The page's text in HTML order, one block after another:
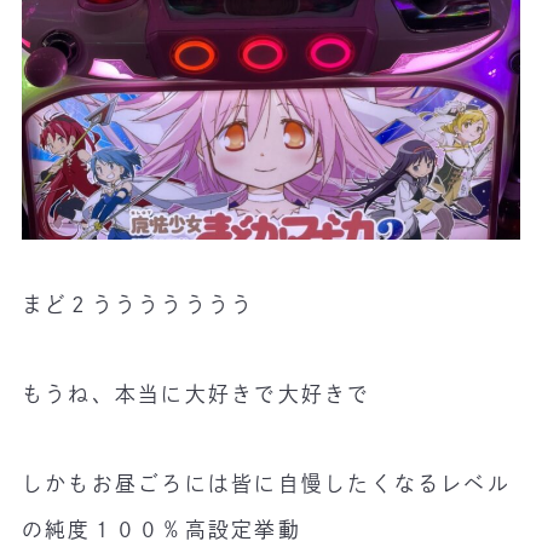
まど２ううううううう
もうね、本当に大好きで大好きで
しかもお昼ごろには皆に自慢したくなるレベル
の純度１００％高設定挙動